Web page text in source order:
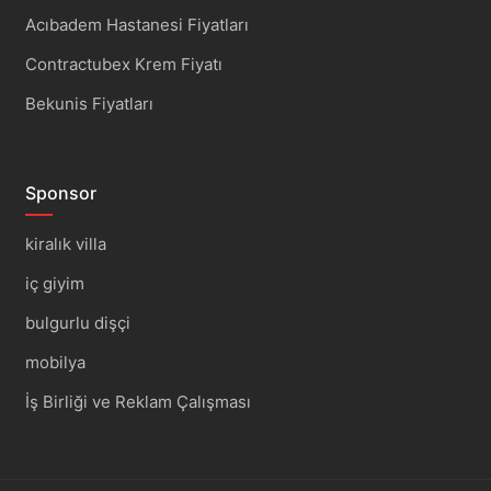
Acıbadem Hastanesi Fiyatları
Contractubex Krem Fiyatı
Bekunis Fiyatları
Sponsor
kiralık villa
iç giyim
bulgurlu dişçi
mobilya
İş Birliği ve Reklam Çalışması